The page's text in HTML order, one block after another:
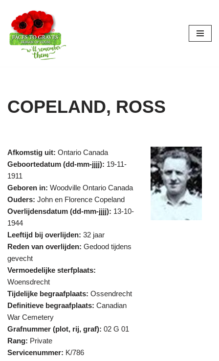
Ga
naar
COPELAND, ROSS
Afkomstig uit: Ontario Canada
Geboortedatum (dd-mm-jjjj): 19-11-
1911
Geboren in: Woodville Ontario Canada
Ouders: John en Florence Copeland
Overlijdensdatum (dd-mm-jjjj): 13-10-
1944
Leeftijd bij overlijden: 32 jaar
Reden van overlijden: Gedood tijdens
gevecht
Vermoedelijke sterfplaats:
Woensdrecht
Tijdelijke begraafplaats: Ossendrecht
Definitieve begraafplaats: Canadian
War Cemetery
Grafnummer (plot, rij, graf): 02 G 01
Rang: Private
Servicenummer: K/786